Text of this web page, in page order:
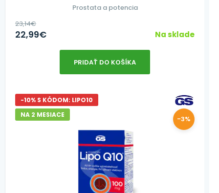
Prostata a potencia
23,14€
22,99€ Na sklade
PRIDAŤ DO KOŠÍKA
-10% S KÓDOM: LIPO10
NA 2 MESIACE
-3%